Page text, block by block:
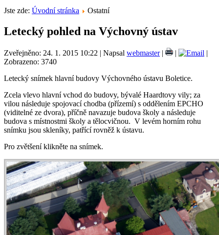
Jste zde: Úvodní stránka Ostatní
Letecký pohled na Výchovný ústav
Zveřejněno: 24. 1. 2015 10:22 | Napsal webmaster| |
|
Zobrazeno: 3740
Letecký snímek hlavní budovy Výchovného ústavu Boletice.
Zcela vlevo hlavní vchod do budovy, bývalé Haardtovy vily; za
vilou následuje spojovací chodba (přízemí) s oddělením EPCHO
(viditelné ze dvora), příčně navazuje budova školy a následuje
budova s místnostmi školy a tělocvičnou. V levém horním rohu
snímku jsou skleníky, patřící rovněž k ústavu.
Pro zvětšení klikněte na snímek.